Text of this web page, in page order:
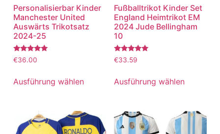
Personalisierbar Kinder
Manchester United
Auswärts Trikotsatz
2024-25
Bewertet
mit
von 5
€36.00
Ausführung wählen
Fußballtrikot Kinder Set
England Heimtrikot EM
2024 Jude Bellingham
10
Bewertet
mit
von 5
€33.59
Ausführung wählen